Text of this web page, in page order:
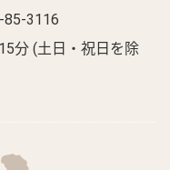
85-3116
分 (土日・祝日を除